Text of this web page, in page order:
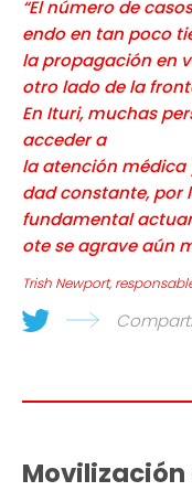
“El número de
endo en tan poco
la propagación en
otro lado de la
En Ituri, muchas
acceder a
la atención médica
dad constante, por
fundamental
ote se agrave aún
Trish Newport,